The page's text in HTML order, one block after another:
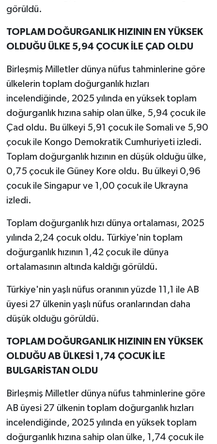
görüldü.
TOPLAM DOĞURGANLIK HIZININ EN YÜKSEK
OLDUĞU ÜLKE 5,94 ÇOCUK İLE ÇAD OLDU
Birleşmiş Milletler dünya nüfus tahminlerine göre
ülkelerin toplam doğurganlık hızları
incelendiğinde, 2025 yılında en yüksek toplam
doğurganlık hızına sahip olan ülke, 5,94 çocuk ile
Çad oldu. Bu ülkeyi 5,91 çocuk ile Somali ve 5,90
çocuk ile Kongo Demokratik Cumhuriyeti izledi.
Toplam doğurganlık hızının en düşük olduğu ülke,
0,75 çocuk ile Güney Kore oldu. Bu ülkeyi 0,96
çocuk ile Singapur ve 1,00 çocuk ile Ukrayna
izledi.
Toplam doğurganlık hızı dünya ortalaması, 2025
yılında 2,24 çocuk oldu. Türkiye'nin toplam
doğurganlık hızının 1,42 çocuk ile dünya
ortalamasının altında kaldığı görüldü.
Türkiye'nin yaşlı nüfus oranının yüzde 11,1 ile AB
üyesi 27 ülkenin yaşlı nüfus oranlarından daha
düşük olduğu görüldü.
TOPLAM DOĞURGANLIK HIZININ EN YÜKSEK
OLDUĞU AB ÜLKESİ 1,74 ÇOCUK İLE
BULGARİSTAN OLDU
Birleşmiş Milletler dünya nüfus tahminlerine göre
AB üyesi 27 ülkenin toplam doğurganlık hızları
incelendiğinde, 2025 yılında en yüksek toplam
doğurganlık hızına sahip olan ülke, 1,74 çocuk ile